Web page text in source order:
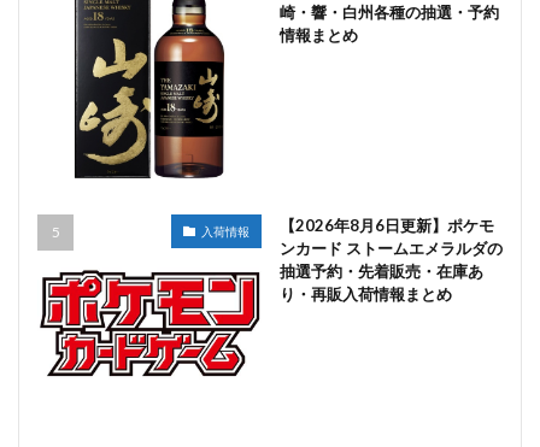
崎・響・白州各種の抽選・予約
情報まとめ
入荷情報
【2026年8月6日更新】ポケモ
ンカード ストームエメラルダの
抽選予約・先着販売・在庫あ
り・再販入荷情報まとめ